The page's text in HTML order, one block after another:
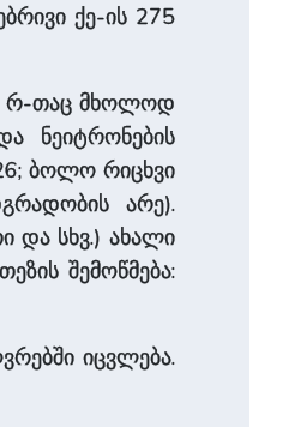
ქე-ის 275
რ-თაც მხოლოდ
ნეიტრონების
ბოლო რიცხვი
არე).
და სხვ.) ახალი
შემოწმება:
იცვლება.